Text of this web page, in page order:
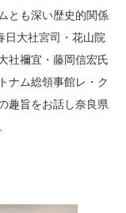
とも深い歴史的関係
日大社宮司・花山院
社禰宜・藤岡信宏氏
ナム総領事館レ・ク
趣旨をお話し奈良県